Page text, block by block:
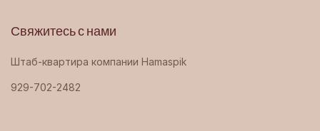
Свяжитесь с нами
Штаб-квартира компании Hamaspik
929-702-2482